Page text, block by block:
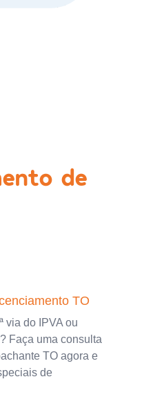
de
TO
via do IPVA ou
Faça uma consulta
TO agora e
de